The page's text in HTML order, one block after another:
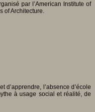
par l’American Institute of
of Architecture.
l’absence d’école
à usage social et réalité, de